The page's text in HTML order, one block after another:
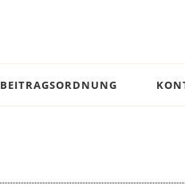
BEITRAGSORDNUNG